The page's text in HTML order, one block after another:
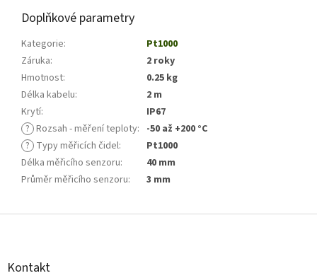
Doplňkové parametry
Kategorie:
Pt1000
Záruka:
2 roky
Hmotnost:
0.25 kg
Délka kabelu:
2 m
Krytí:
IP67
? Rozsah - měření teploty: -50 až +200 °C
? Typy měřicích čidel:
Pt1000
Délka měřicího senzoru:
40 mm
Průměr měřicího senzoru: 3 mm
Z
Kontakt